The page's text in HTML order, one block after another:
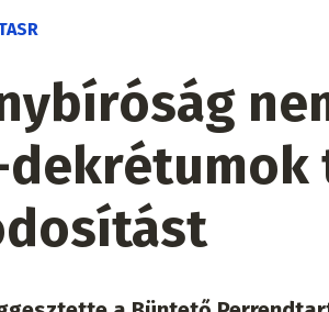
dekrétumok